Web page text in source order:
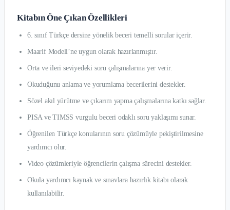
Kitabın Öne Çıkan Özellikleri
6. sınıf Türkçe dersine yönelik beceri temelli sorular içerir.
Maarif Modeli’ne uygun olarak hazırlanmıştır.
Orta ve ileri seviyedeki soru çalışmalarına yer verir.
Okuduğunu anlama ve yorumlama becerilerini destekler.
Sözel akıl yürütme ve çıkarım yapma çalışmalarına katkı sağlar.
PISA ve TIMSS vurgulu beceri odaklı soru yaklaşımı sunar.
Öğrenilen Türkçe konularının soru çözümüyle pekiştirilmesine
yardımcı olur.
Video çözümleriyle öğrencilerin çalışma sürecini destekler.
Okula yardımcı kaynak ve sınavlara hazırlık kitabı olarak
kullanılabilir.